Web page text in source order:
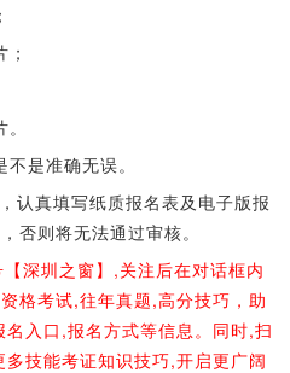
是准确无误。
认真填写纸质报名表及电子版报
否则将无法通过审核。
深圳之窗】,关注后在对话框内
格考试,往年真题,高分技巧，助
入口,报名方式等信息。同时,扫
技能考证知识技巧,开启更广阔